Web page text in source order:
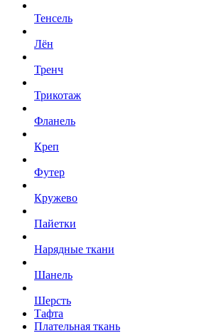
Тенсель
Лён
Тренч
Трикотаж
Фланель
Креп
Футер
Кружево
Пайетки
Нарядные ткани
Шанель
Шерсть
Тафта
Плательная ткань